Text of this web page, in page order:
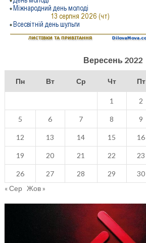
Вересень 2022
Пн Вт Ср Чт Пт
1 2
5 6 7 8 9
12 13 14 15 16
19 20 21 22 23
26 27 28 29
30
« Сер Жов »